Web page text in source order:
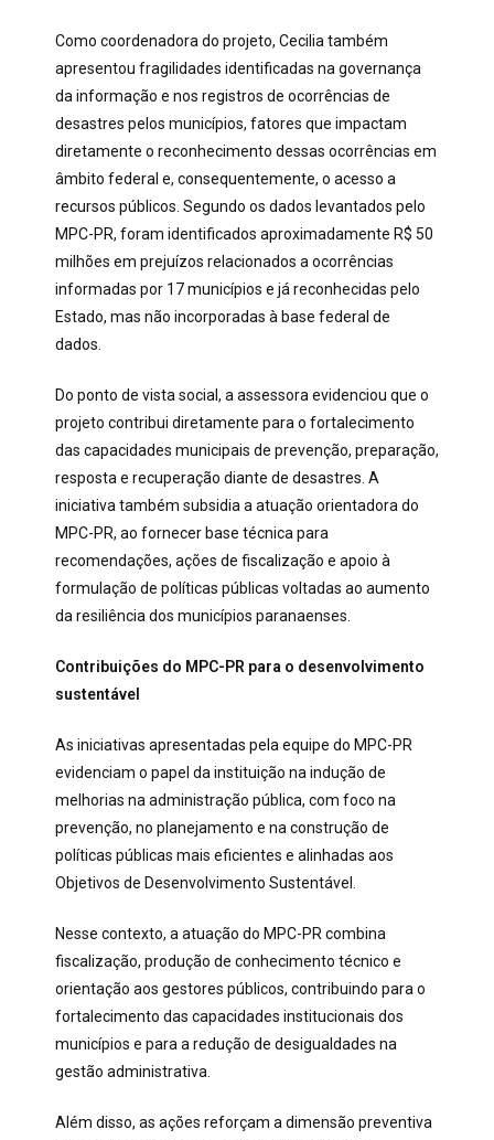
Como coordenadora do projeto, Cecilia também
apresentou fragilidades identificadas na governança
da informação e nos registros de ocorrências de
desastres pelos municípios, fatores que impactam
diretamente o reconhecimento dessas ocorrências em
âmbito federal e, consequentemente, o acesso a
recursos públicos. Segundo os dados levantados pelo
MPC-PR, foram identificados aproximadamente R$ 50
milhões em prejuízos relacionados a ocorrências
informadas por 17 municípios e já reconhecidas pelo
Estado, mas não incorporadas à base federal de
dados.
Do ponto de vista social, a assessora evidenciou que o
projeto contribui diretamente para o fortalecimento
das capacidades municipais de prevenção, preparação,
resposta e recuperação diante de desastres. A
iniciativa também subsidia a atuação orientadora do
MPC-PR, ao fornecer base técnica para
recomendações, ações de fiscalização e apoio à
formulação de políticas públicas voltadas ao aumento
da resiliência dos municípios paranaenses.
Contribuições do MPC-PR para o desenvolvimento
sustentável
As iniciativas apresentadas pela equipe do MPC-PR
evidenciam o papel da instituição na indução de
melhorias na administração pública, com foco na
prevenção, no planejamento e na construção de
políticas públicas mais eficientes e alinhadas aos
Objetivos de Desenvolvimento Sustentável.
Nesse contexto, a atuação do MPC-PR combina
fiscalização, produção de conhecimento técnico e
orientação aos gestores públicos, contribuindo para o
fortalecimento das capacidades institucionais dos
municípios e para a redução de desigualdades na
gestão administrativa.
Além disso, as ações reforçam a dimensão preventiva